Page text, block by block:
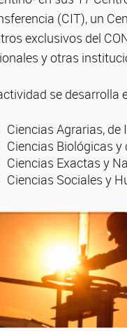
(CIT), un
exclusivos del
y otras
se desarrolla
Ciencias Agrarias,
Ciencias Biológicas y
Ciencias Exactas y
Ciencias Sociales y